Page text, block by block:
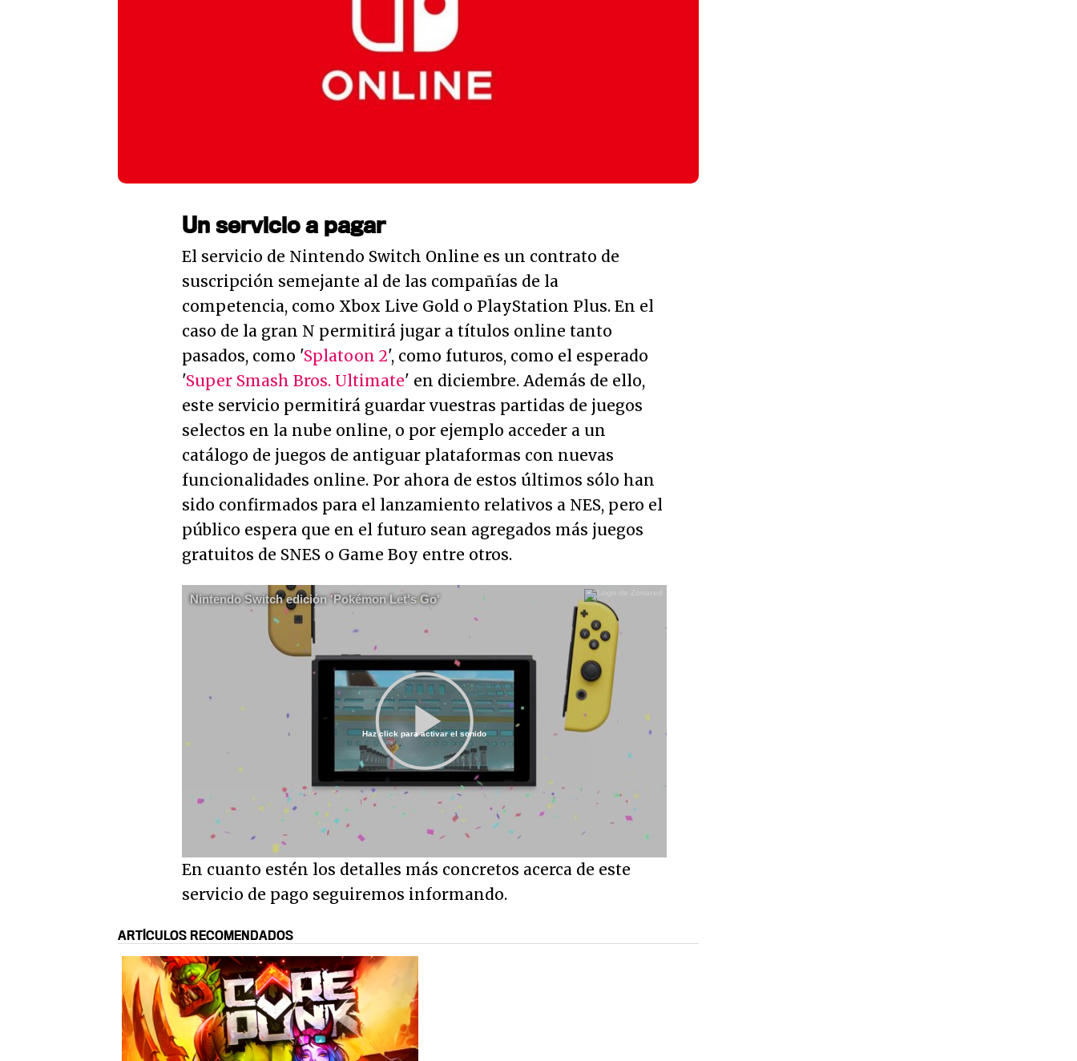
Un servicio a pagar
El servicio de Nintendo Switch Online es un contrato de
suscripción semejante al de las compañías de la
competencia, como Xbox Live Gold o PlayStation Plus. En el
caso de la gran N permitirá jugar a títulos online tanto
pasados, como 'Splatoon 2', como futuros, como el esperado
'Super Smash Bros. Ultimate' en diciembre. Además de ello,
este servicio permitirá guardar vuestras partidas de juegos
selectos en la nube online, o por ejemplo acceder a un
catálogo de juegos de antiguar plataformas con nuevas
funcionalidades online. Por ahora de estos últimos sólo han
sido confirmados para el lanzamiento relativos a NES, pero el
público espera que en el futuro sean agregados más juegos
gratuitos de SNES o Game Boy entre otros.
Play
Video
Nintendo Switch edición 'Pokémon Let's Go'
Haz click para activar el sonido
En cuanto estén los detalles más concretos acerca de este
servicio de pago seguiremos informando.
ARTÍCULOS RECOMENDADOS